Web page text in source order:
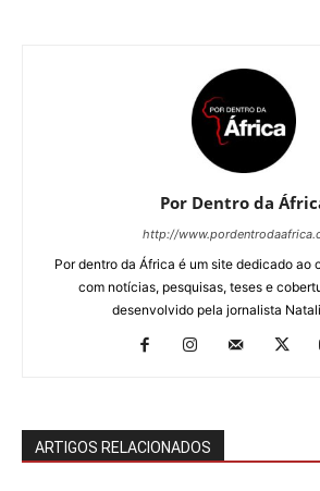
Por Dentro da
http://
Por dentro da África é um site dedicado ao
com notícias, pesquisas, teses e
desenvolvido pela jornalista
ARTIGOS RELACIONADOS